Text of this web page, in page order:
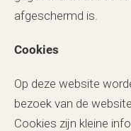
afgeschermd is.
Cookies
Op deze website
bezoek van de
Cookies zijn kleine